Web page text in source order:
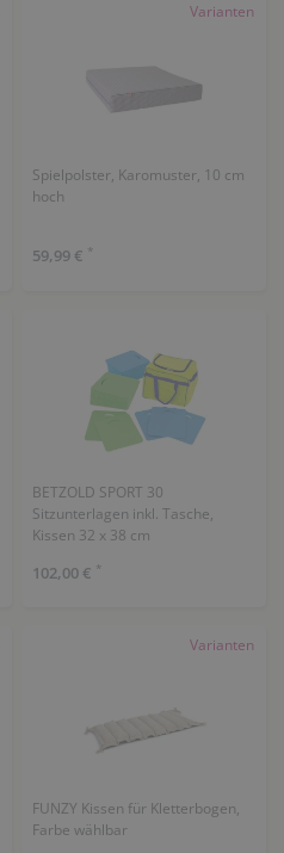
Varianten
Spielpolster, Karomuster, 10 cm
hoch
59,99 € *
BETZOLD SPORT 30
Sitzunterlagen inkl. Tasche,
Kissen 32 x 38 cm
102,00 € *
Varianten
FUNZY Kissen für Kletterbogen,
Farbe wählbar